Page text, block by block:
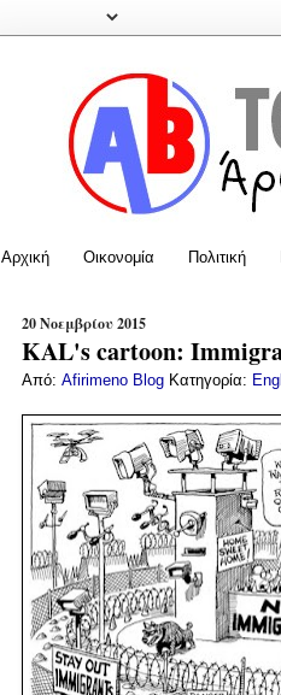
Αρχική Οικονομία Πολιτική
20 Νοεμβρίου 2015
KAL's cartoon:
Από: Afirimeno Blog Κατηγορία: